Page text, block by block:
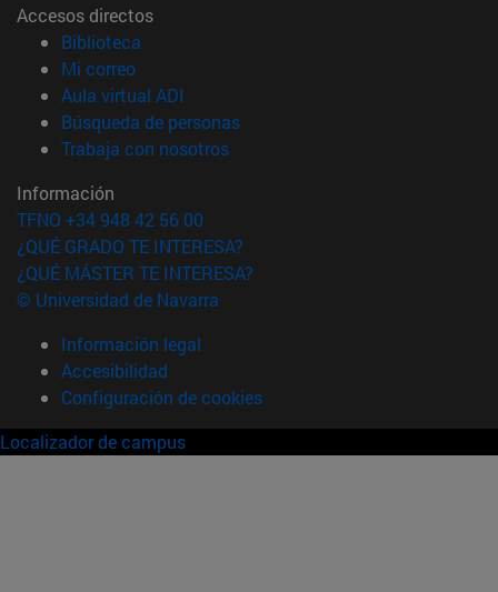
Accesos directos
Biblioteca
Mi correo(abre en nueva ventana)
Aula virtual ADI
Búsqueda de personas(abre en nueva ventana)
Trabaja con nosotros(abre en nueva ventana)
Información
TFNO +34 948 42 56 00
¿QUÉ GRADO TE INTERESA?
¿QUÉ MÁSTER TE INTERESA?
© Universidad de Navarra
Información legal
Accesibilidad
Configuración de cookies
Localizador de campus